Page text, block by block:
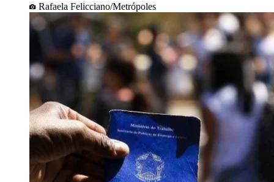
Rafaela Felicciano/Metrópoles